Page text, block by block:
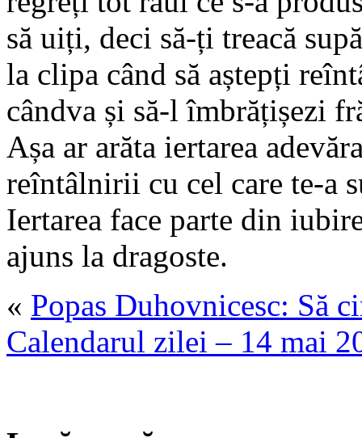
să uiți, deci să-ți treacă
la clipa când să aștepți
cândva și să-l îmbrățișezi
Așa ar arăta iertarea
reîntâlnirii cu cel care te-a
Iertarea face parte din
ajuns la dragoste.
« Popas Duhovnicesc: Să
Calendarul zilei – 14 mai